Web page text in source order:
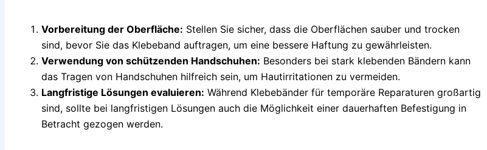
Vorbereitung der Oberfläche: Stellen Sie sicher, dass die Oberflächen sauber und trocken
sind, bevor Sie das Klebeband auftragen, um eine bessere Haftung zu gewährleisten.
Verwendung von schützenden Handschuhen: Besonders bei stark klebenden Bändern kann
das Tragen von Handschuhen hilfreich sein, um Hautirritationen zu vermeiden.
Langfristige Lösungen evaluieren: Während Klebebänder für temporäre Reparaturen großartig
sind, sollte bei langfristigen Lösungen auch die Möglichkeit einer dauerhaften Befestigung in
Betracht gezogen werden.